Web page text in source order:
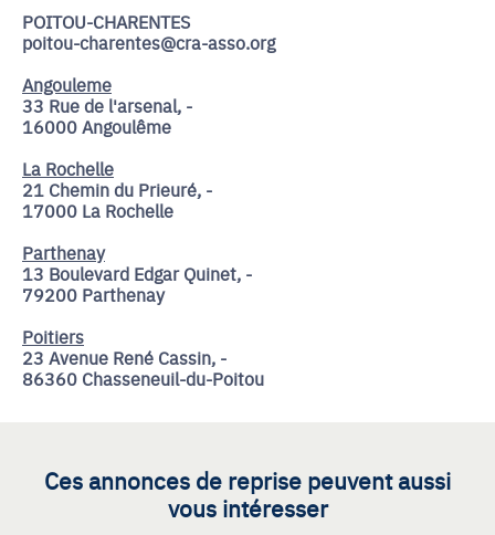
POITOU-CHARENTES
poitou-charentes@cra-asso.org
Angouleme
33 Rue de l'arsenal, -
16000 Angoulême
La Rochelle
21 Chemin du Prieuré, -
17000 La Rochelle
Parthenay
13 Boulevard Edgar Quinet, -
79200 Parthenay
Poitiers
23 Avenue René Cassin, -
86360 Chasseneuil-du-Poitou
Ces annonces de reprise peuvent aussi
vous intéresser